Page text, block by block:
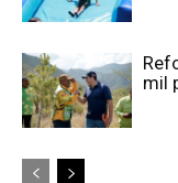
mil